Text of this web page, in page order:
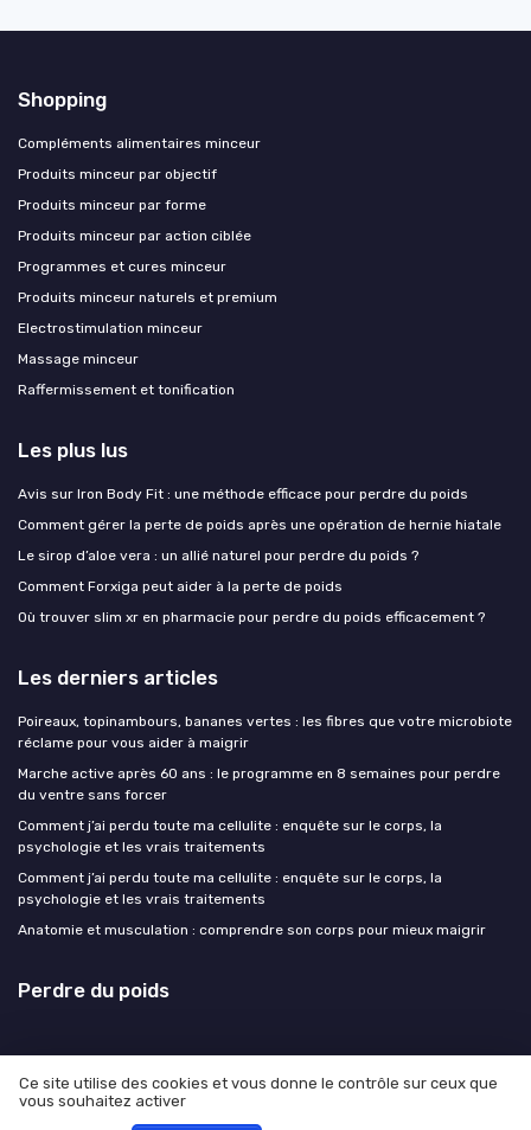
Shopping
Compléments alimentaires minceur
Produits minceur par objectif
Produits minceur par forme
Produits minceur par action ciblée
Programmes et cures minceur
Produits minceur naturels et premium
Electrostimulation minceur
Massage minceur
Raffermissement et tonification
Les plus lus
Avis sur Iron Body Fit : une méthode efficace pour perdre du poids
Comment gérer la perte de poids après une opération de hernie hiatale
Le sirop d’aloe vera : un allié naturel pour perdre du poids ?
Comment Forxiga peut aider à la perte de poids
Où trouver slim xr en pharmacie pour perdre du poids efficacement ?
Les derniers articles
Poireaux, topinambours, bananes vertes : les fibres que votre microbiote
réclame pour vous aider à maigrir
Marche active après 60 ans : le programme en 8 semaines pour perdre
du ventre sans forcer
Comment j’ai perdu toute ma cellulite : enquête sur le corps, la
psychologie et les vrais traitements
Comment j’ai perdu toute ma cellulite : enquête sur le corps, la
psychologie et les vrais traitements
Anatomie et musculation : comprendre son corps pour mieux maigrir
Perdre du poids
Mentions légales
Ce site utilise des cookies et vous donne le contrôle sur ceux que
vous souhaitez activer